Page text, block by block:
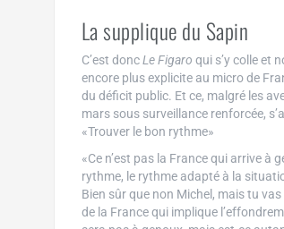
La supplique du Sapin
C’est doncLe Figaro qui s’y colle et
encore plus explicite au micro de
du déficit public. Et ce, malgré les
mars sous surveillance renforcée,
«Trouver le bon rythme»
«Ce n’est pas la France qui arrive à
rythme, le rythme adapté à la
Bien sûr que non Michel, mais tu
de la France qui implique